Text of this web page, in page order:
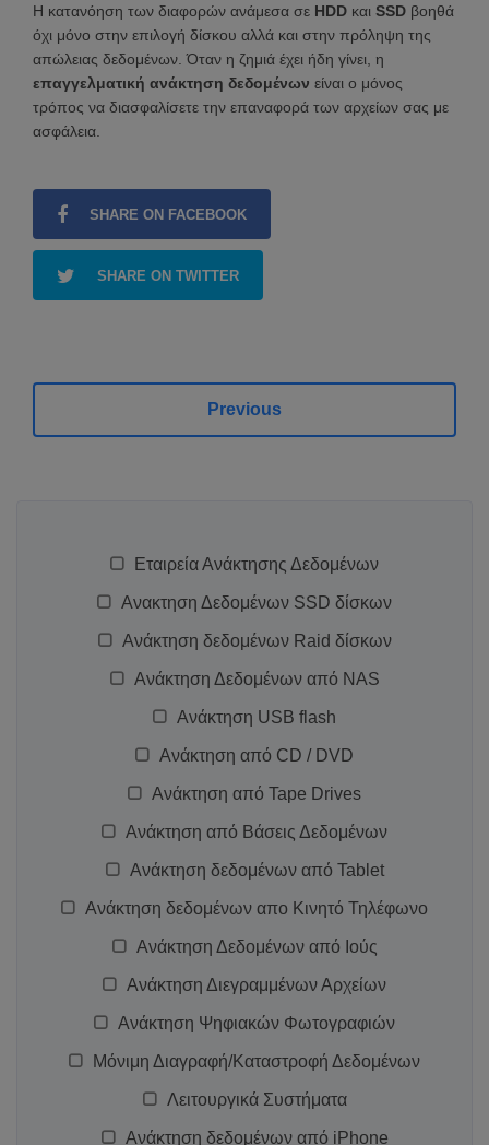
Η κατανόηση των διαφορών ανάμεσα σε HDD και SSD βοηθά
όχι μόνο στην επιλογή δίσκου αλλά και στην πρόληψη της
απώλειας δεδομένων. Όταν η ζημιά έχει ήδη γίνει, η
επαγγελματική ανάκτηση δεδομένων είναι ο μόνος
τρόπος να διασφαλίσετε την επαναφορά των αρχείων σας με
ασφάλεια.
SHARE ON FACEBOOK
SHARE ON TWITTER
Previous
Εταιρεία Ανάκτησης Δεδομένων
Ανακτηση Δεδομένων SSD δίσκων
Ανάκτηση δεδομένων Raid δίσκων
Ανάκτηση Δεδομένων από NAS
Ανάκτηση USB flash
Ανάκτηση από CD / DVD
Ανάκτηση από Tape Drives
Ανάκτηση από Βάσεις Δεδομένων
Ανάκτηση δεδομένων από Tablet
Ανάκτηση δεδομένων απο Κινητό Τηλέφωνο
Ανάκτηση Δεδομένων από Ιούς
Ανάκτηση Διεγραμμένων Αρχείων
Ανάκτηση Ψηφιακών Φωτογραφιών
Μόνιμη Διαγραφή/Καταστροφή Δεδομένων
Λειτουργικά Συστήματα
Ανάκτηση δεδομένων από iPhone